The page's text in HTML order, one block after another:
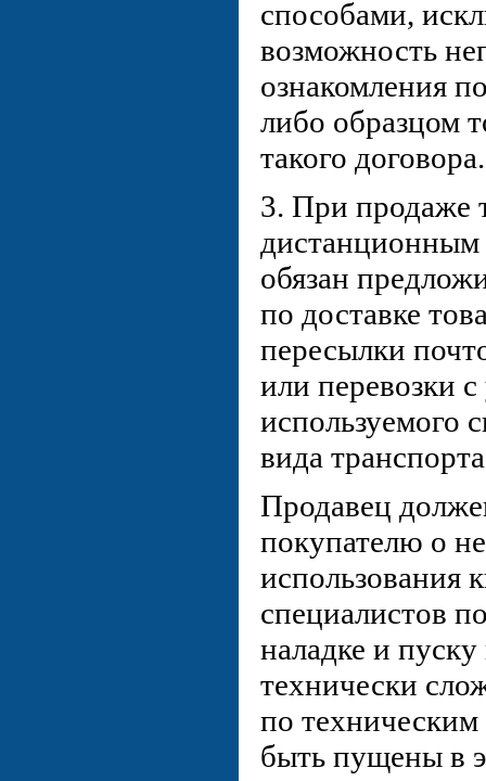
способами,
возможность
ознакомления
либо образцом
такого договора.
3. При продаже
дистанционным
обязан
по доставке
пересылки
или перевозки
используемого
вида
Продавец
покупателю о
использования
специалистов
наладке и
технически
по
быть пущены в